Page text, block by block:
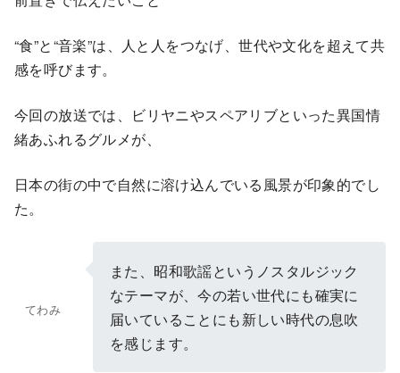
“食”と“音楽”は、人と人をつなげ、世代や文化を超えて共
感を呼びます。
今回の放送では、ビリヤニやスペアリブといった異国情
緒あふれるグルメが、
日本の街の中で自然に溶け込んでいる風景が印象的でし
た。
てわみ
また、昭和歌謡というノスタルジック
なテーマが、今の若い世代にも確実に
届いていることにも新しい時代の息吹
を感じます。